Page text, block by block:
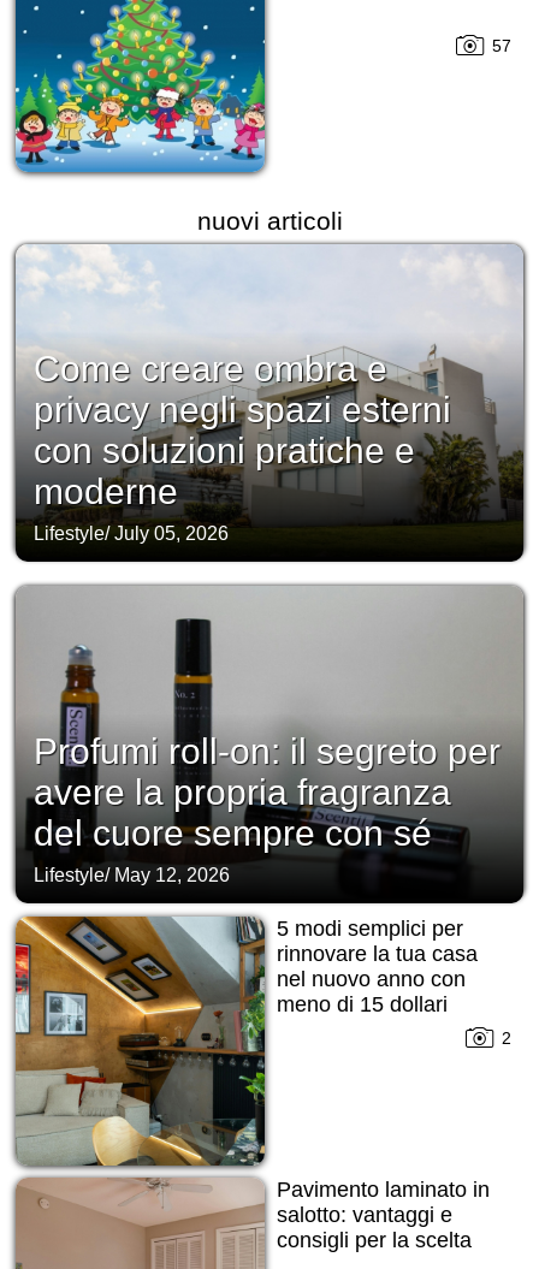
57
nuovi articoli
Come creare ombra e
privacy negli spazi esterni
con soluzioni pratiche e
moderne
Lifestyle/July 05, 2026
Profumi roll-on: il segreto per
avere la propria fragranza
del cuore sempre con sé
Lifestyle/ May 12, 2026
5 modi semplici per
rinnovare la tua casa
nel nuovo anno con
meno di 15 dollari
2
Pavimento laminato in
salotto: vantaggi e
consigli per la scelta